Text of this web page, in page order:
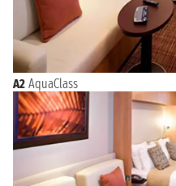
A2 AquaClass